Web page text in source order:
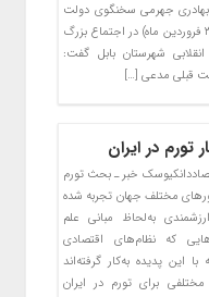
جهرمی سخنگوی دولت
شامگاه پنج‌شنبه (۳۱ فروردین ماه) در اجتماع بزرگ
شهرستان بابل گفت:
قبلی مدعی […]
تورم در ایران
خبر ـ بحث تورم
مختلف جهان تجربه شده
به‌لحاظ مبانی علم
که نظام‌های اقتصادی
این پدیده به‌کار گرفته‌اند
برای تورم در ایران